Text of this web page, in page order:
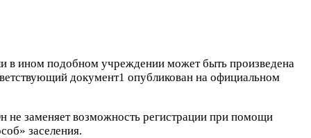
в ином подобном учреждении может быть произведена
документ1 опубликован на официальном
не заменяет возможность регистрации при помощи
заселения.